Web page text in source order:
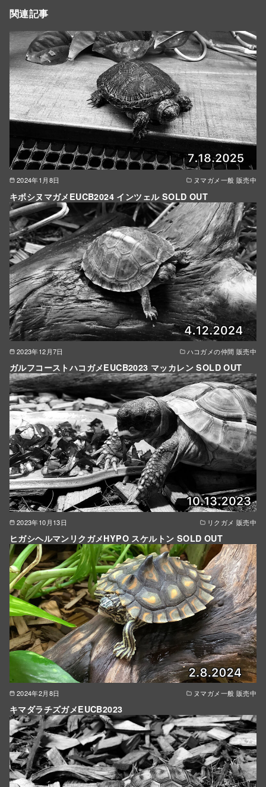
関連記事
2024年1月8日 ヌマガメ一般 販売中
キボシヌマガメEUCB2024 インツェル SOLD OUT
2023年12月7日 ハコガメの仲間 販売中
ガルフコーストハコガメEUCB2023 マッカレン SOLD OUT
2023年10月13日 リクガメ 販売中
ヒガシヘルマンリクガメHYPO スケルトン SOLD OUT
2024年2月8日 ヌマガメ一般 販売中
キマダラチズガメEUCB2023